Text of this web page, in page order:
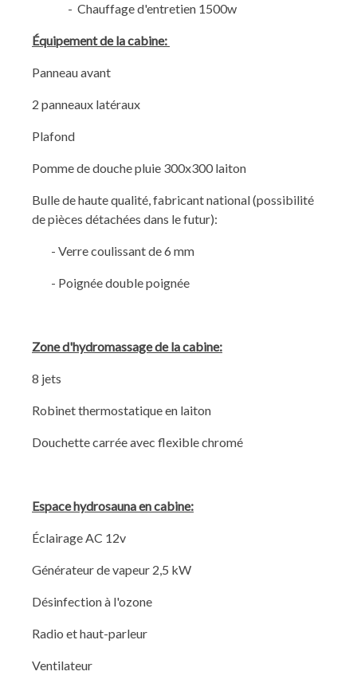
- Chauffage d'entretien 1500w
Équipement de la cabine:
Panneau avant
2 panneaux latéraux
Plafond
Pomme de douche pluie 300x300 laiton
Bulle de haute qualité, fabricant national (possibilité
de pièces détachées dans le futur):
- Verre coulissant de 6 mm
- Poignée double poignée
Zone d'hydromassage de la cabine:
8 jets
Robinet thermostatique en laiton
Douchette carrée avec flexible chromé
Espace hydrosauna en cabine:
Éclairage AC 12v
Générateur de vapeur 2,5 kW
Désinfection à l'ozone
Radio et haut-parleur
Ventilateur